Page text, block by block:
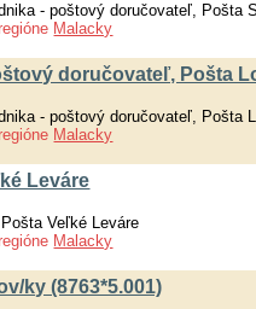
- poštový doručovateľ, Pošta
Malacky
doručovateľ, Pošta
- poštový doručovateľ, Pošta
Malacky
Leváre
Veľké Leváre
Malacky
ky (8763*5.001)